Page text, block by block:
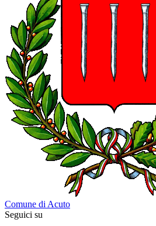
Comune di Acuto
Seguici su